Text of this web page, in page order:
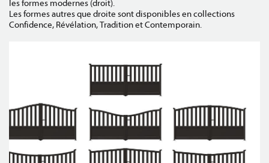
les formes modernes (droit).
Les formes autres que droite sont disponibles en collections
Confidence, Révélation, Tradition et Contemporain.